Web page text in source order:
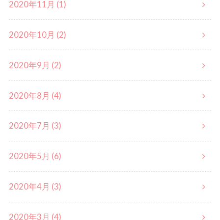
2020年11月 (1)
2020年10月 (2)
2020年9月 (2)
2020年8月 (4)
2020年7月 (3)
2020年5月 (6)
2020年4月 (3)
2020年3月 (4)